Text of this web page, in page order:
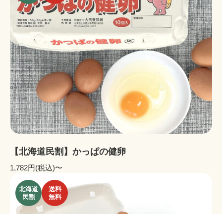
【北海道民割】かっぱの健卵
1,782円(税込)〜
北海道
民割
送料
無料